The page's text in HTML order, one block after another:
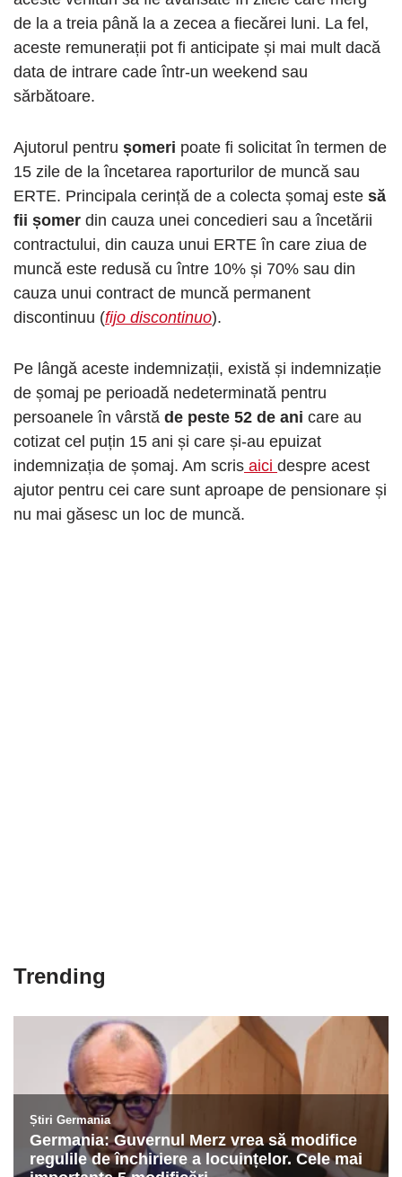
de la a treia până la a zecea a fiecărei luni. La fel,
aceste remunerații pot fi anticipate și mai mult dacă
data de intrare cade într-un weekend sau
sărbătoare.
Ajutorul pentru șomeri poate fi solicitat în termen de
15 zile de la încetarea raporturilor de muncă sau
ERTE. Principala cerință de a colecta șomaj este să
fii șomer din cauza unei concedieri sau a încetării
contractului, din cauza unui ERTE în care ziua de
muncă este redusă cu între 10% și 70% sau din
cauza unui contract de muncă permanent
discontinuu (fijo discontinuo).
Pe lângă aceste indemnizații, există și indemnizație
de șomaj pe perioadă nedeterminată pentru
persoanele în vârstă de peste 52 de ani care au
cotizat cel puțin 15 ani și care și-au epuizat
indemnizația de șomaj. Am scris aici despre acest
ajutor pentru cei care sunt aproape de pensionare și
nu mai găsesc un loc de muncă.
Trending